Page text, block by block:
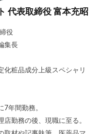
代表取締役 富本充昭
役
集長
化粧品成分上級スペシャリ
年間勤務。
勤務の後、現職に至る。